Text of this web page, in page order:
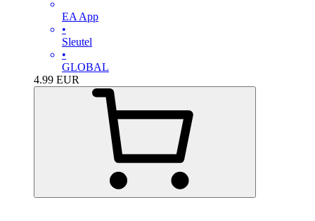
EA App
•
Sleutel
•
GLOBAL
4.99 EUR